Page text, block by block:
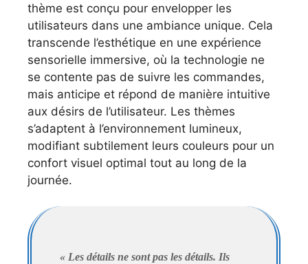
thème est conçu pour envelopper les
utilisateurs dans une ambiance unique. Cela
transcende l’esthétique en une expérience
sensorielle immersive, où la technologie ne
se contente pas de suivre les commandes,
mais anticipe et répond de manière intuitive
aux désirs de l’utilisateur. Les thèmes
s’adaptent à l’environnement lumineux,
modifiant subtilement leurs couleurs pour un
confort visuel optimal tout au long de la
journée.
« Les détails ne sont pas les détails. Ils